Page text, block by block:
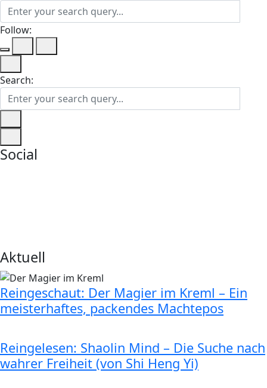
Follow:
Search:
Social
Aktuell
Reingeschaut: Der Magier im Kreml – Ein
meisterhaftes, packendes Machtepos
Reingelesen: Shaolin Mind – Die Suche nach
wahrer Freiheit (von Shi Heng Yi)